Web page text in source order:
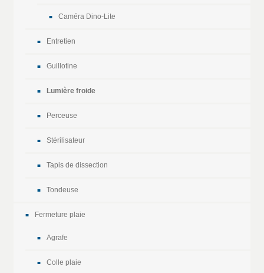
Caméra Dino-Lite
Entretien
Guillotine
Lumière froide
Perceuse
Stérilisateur
Tapis de dissection
Tondeuse
Fermeture plaie
Agrafe
Colle plaie